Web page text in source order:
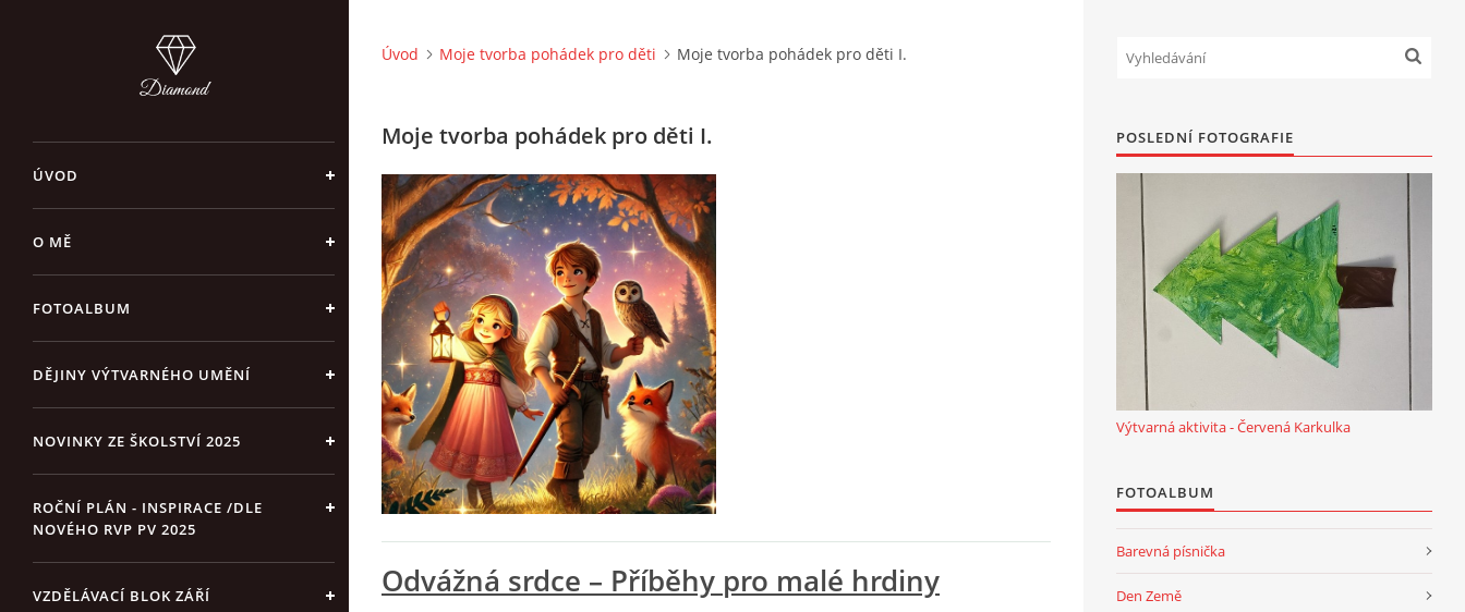
ÚVOD
O MĚ
FOTOALBUM
DĚJINY VÝTVARNÉHO UMĚNÍ
NOVINKY ZE ŠKOLSTVÍ 2025
ROČNÍ PLÁN - INSPIRACE /DLE
NOVÉHO RVP PV 2025
VZDĚLÁVACÍ BLOK ZÁŘÍ
Úvod Moje tvorba pohádek pro děti Moje tvorba pohádek pro děti I.
Moje tvorba pohádek pro děti I.
Odvážná srdce – Příběhy pro malé hrdiny
POSLEDNÍ FOTOGRAFIE
Výtvarná aktivita - Červená Karkulka
FOTOALBUM
Barevná písnička
Den Země